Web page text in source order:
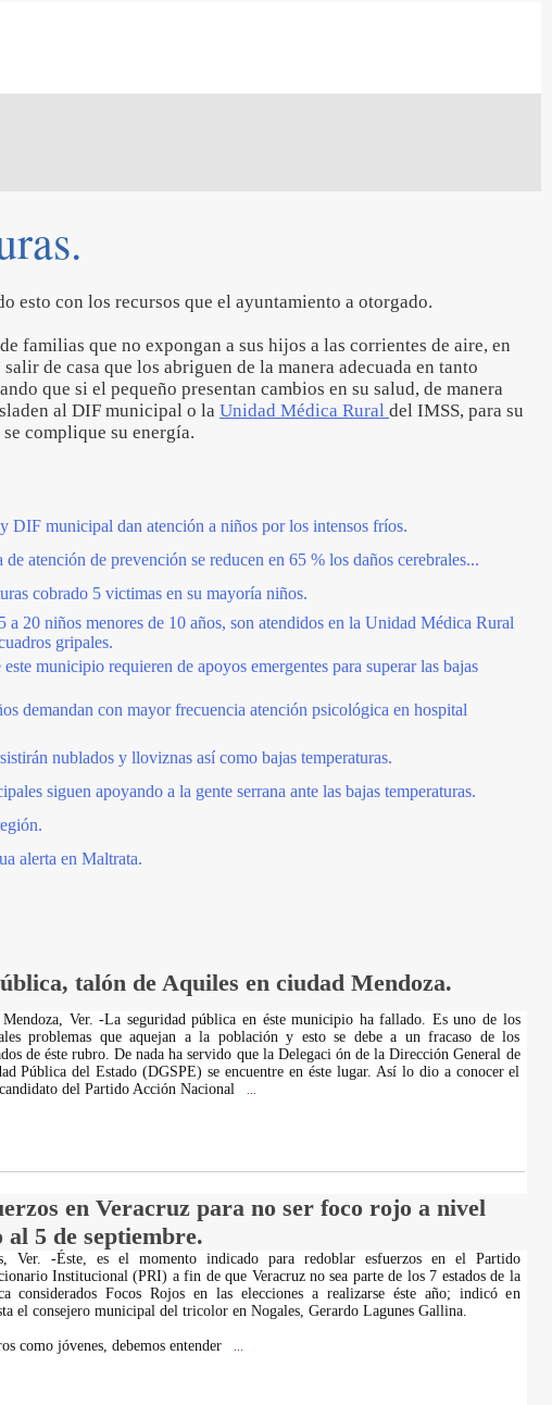
esto con los recursos que el ayuntamiento a otorgado.
familias que no expongan a sus hijos a las corrientes de aire, en
de casa que los abriguen de la manera adecuada en tanto
que si el pequeño presentan cambios en su salud, de manera
al DIF municipal o la Unidad Médica Rural del IMSS, para su
complique su energía.
DIF municipal dan atención a niños por los intensos fríos.
de atención de prevención se reducen en 65 % los daños cerebrales...
cobrado 5 victimas en su mayoría niños.
a 20 niños menores de 10 años, son atendidos en la Unidad Médica Rural
gripales.
municipio requieren de apoyos emergentes para superar las bajas
demandan con mayor frecuencia atención psicológica en hospital
nublados y lloviznas así como bajas temperaturas.
siguen apoyando a la gente serrana ante las bajas temperaturas.
alerta en Maltrata.
talón de Aquiles en ciudad Mendoza.
Mendoza, Ver. -La seguridad pública en éste municipio ha fallado. Es uno de los
problemas que aquejan a la población y esto se debe a un fracaso de los
de éste rubro. De nada ha servido que la Delegaci ón de la Dirección General de
Pública del Estado (DGSPE) se encuentre en éste lugar. Así lo dio a conocer el
del Partido Acción Nacional
en Veracruz para no ser foco rojo a nivel
5 de septiembre.
Ver. -Éste, es el momento indicado para redoblar esfuerzos en el Partido
Institucional (PRI) a fin de que Veracruz no sea parte de los 7 estados de la
considerados Focos Rojos en las elecciones a realizarse éste año; indicó en
el consejero municipal del tricolor en Nogales, Gerardo Lagunes Gallina.
como jóvenes, debemos entender